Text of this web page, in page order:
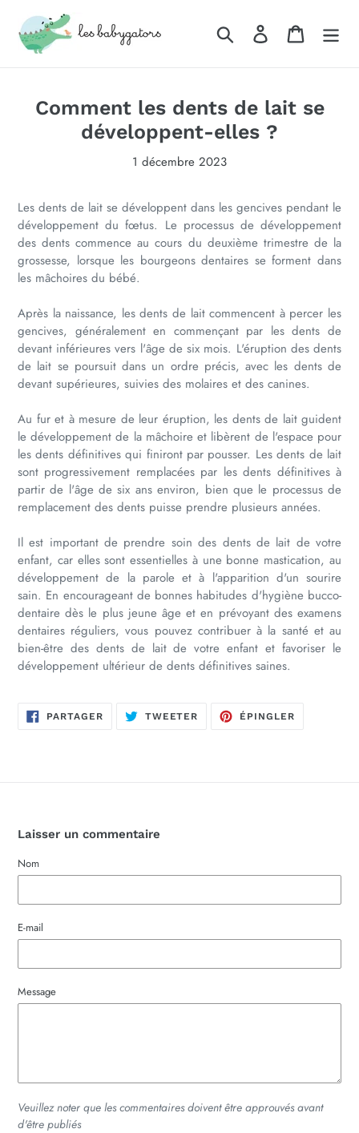
contenu
RechercherSe connecter
Panier
Comment les dents de lait se
développent-elles ?
1 décembre 2023
Les dents de lait se développent dans les gencives pendant le
développement du fœtus. Le processus de développement
des dents commence au cours du deuxième trimestre de la
grossesse, lorsque les bourgeons dentaires se forment dans
les mâchoires du bébé.
Après la naissance, les dents de lait commencent à percer les
gencives, généralement en commençant par les dents de
devant inférieures vers l'âge de six mois. L'éruption des dents
de lait se poursuit dans un ordre précis, avec les dents de
devant supérieures, suivies des molaires et des canines.
Au fur et à mesure de leur éruption, les dents de lait guident
le développement de la mâchoire et libèrent de l'espace pour
les dents définitives qui finiront par pousser. Les dents de lait
sont progressivement remplacées par les dents définitives à
partir de l'âge de six ans environ, bien que le processus de
remplacement des dents puisse prendre plusieurs années.
Il est important de prendre soin des dents de lait de votre
enfant, car elles sont essentielles à une bonne mastication, au
développement de la parole et à l'apparition d'un sourire
sain. En encourageant de bonnes habitudes d'hygiène bucco-
dentaire dès le plus jeune âge et en prévoyant des examens
dentaires réguliers, vous pouvez contribuer à la santé et au
bien-être des dents de lait de votre enfant et favoriser le
développement ultérieur de dents définitives saines.
PARTAGERPARTAGERTWEETER TWEETERÉPINGLER
Laisser un commentaire
Nom
E-mail
Message
Veuillez noter que les commentaires doivent être approuvés avant
d'être publiés